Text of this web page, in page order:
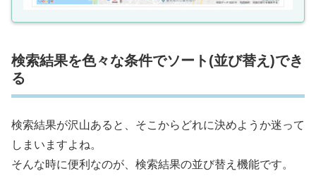
検索結果を色々な条件でソート(並び替え)でき
る
検索結果が沢山あると、そこからどれに決めようか迷って
しまいますよね。
そんな時に便利なのが、検索結果の並び替え機能です。